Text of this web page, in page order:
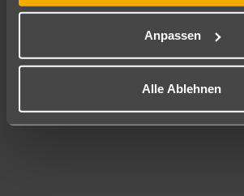
Anpassen
Alle Ablehnen
2 Erwachsene Keine Kinder
Mehr Filter anzeigen